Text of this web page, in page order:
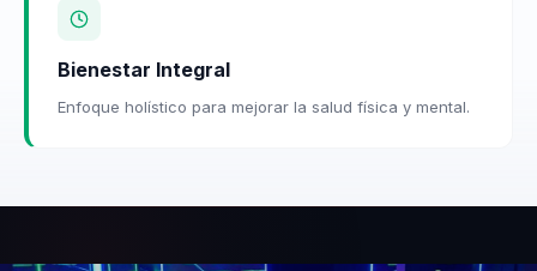
Bienestar Integral
Enfoque holístico para mejorar la salud física y mental.